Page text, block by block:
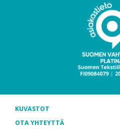
KUVASTOT
OTA YHTEYTTÄ